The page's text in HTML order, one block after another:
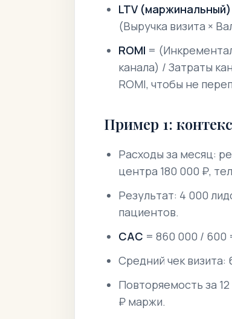
LTV (маржинальный)
(Выручка визита ×
ROMI =
канала) / Затраты
ROMI, чтобы не
Пример 1:
Расходы за месяц:
центра 180 000 ₽,
Результат: 4 000
пациентов.
CAC = 860 000 / 600
Средний чек визита:
Повторяемость за
₽ маржи.